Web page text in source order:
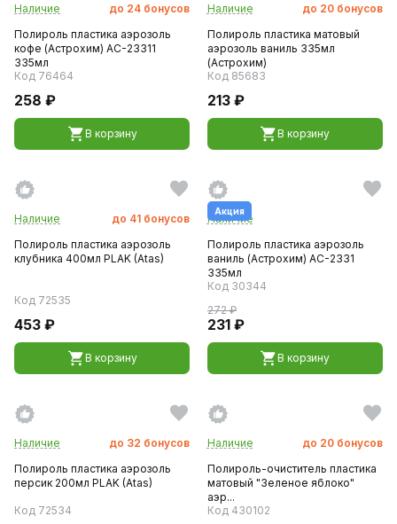
Наличие до 24 бонусов
Полироль пластика аэрозоль
кофе (Астрохим) AC-23311
335мл
Код 76464
258 ₽
В корзину
Наличие до 20 бонусов
Полироль пластика матовый
аэрозоль ваниль 335мл
(Астрохим)
Код 85683
213 ₽
В корзину
Наличие до 41 бонусов
Полироль пластика аэрозоль
клубника 400мл PLAK (Atas)
Код 72535
453 ₽
В корзину
Акция
Наличие
Полироль пластика аэрозоль
ваниль (Астрохим) AC-2331
335мл
Код 30344
272 ₽
231 ₽
В корзину
Наличие до 32 бонусов
Полироль пластика аэрозоль
персик 200мл PLAK (Atas)
Код 72534
Наличие до 20 бонусов
Полироль-очиститель пластика
матовый "Зеленое яблоко"
аэр...
Код 430102